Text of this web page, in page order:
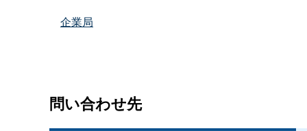
企業局
問い合わせ先